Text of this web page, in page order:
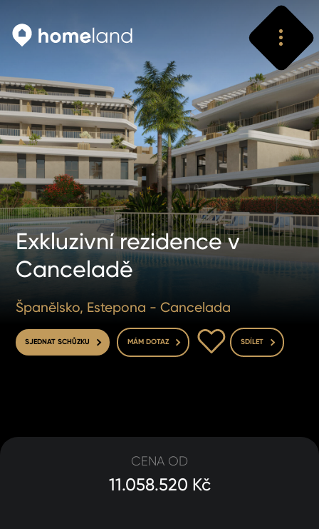
Exkluzivní rezidence v
Canceladě
Španělsko, Estepona - Cancelada
SJEDNAT SCHŮZKU MÁM DOTAZ
DO OBLÍBENÝCH
SDÍLET
CENA OD
11.058.520 Kč
Vyhledat
Vyhledat